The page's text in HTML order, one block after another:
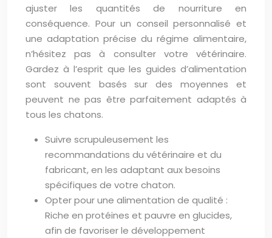
ajuster les quantités de nourriture en
conséquence. Pour un conseil personnalisé et
une adaptation précise du régime alimentaire,
n’hésitez pas à consulter votre vétérinaire.
Gardez à l’esprit que les guides d’alimentation
sont souvent basés sur des moyennes et
peuvent ne pas être parfaitement adaptés à
tous les chatons.
Suivre scrupuleusement les
recommandations du vétérinaire et du
fabricant, en les adaptant aux besoins
spécifiques de votre chaton.
Opter pour une alimentation de qualité :
Riche en protéines et pauvre en glucides,
afin de favoriser le développement